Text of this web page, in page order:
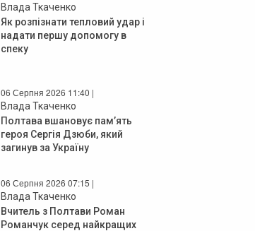
Влада Ткаченко
Як розпізнати тепловий удар і
надати першу допомогу в
спеку
06 Серпня 2026 11:40 |
Влада Ткаченко
Полтава вшановує пам’ять
героя Сергія Дзюби, який
загинув за Україну
06 Серпня 2026 07:15 |
Влада Ткаченко
Вчитель з Полтави Роман
Романчук серед найкращих